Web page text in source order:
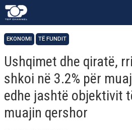
EKONOMI TË FUNDIT
Ushqimet dhe qiratë,
shkoi në 3.2% për
edhe jashtë objektivit
muajin qershor